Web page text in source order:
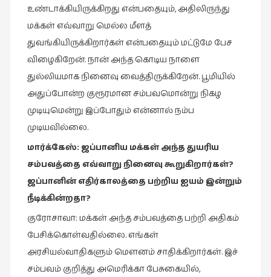
உண்டாக்கியிருக்கிறது என்பதையும், அதிலிருந்து
மக்கள் எவ்வாறு மெல்ல மீளத்
துவங்கியிருக்கிறார்கள் என்பதையும் மட்டுமே பேச
விழைகிறேன். நான் அந்த கொடிய நாளை
துல்லியமாக நினைவு வைத்திருக்கிறேன். பூமியில்
அதுப்போன்ற குரூரமான சம்பவமொன்று நிகழ
முடியுமென்று இப்போதும் என்னால் நம்ப
முடியவில்லை.
மார்க்கேஸ்: ஜப்பானிய மக்கள்அந்ததுயரிய
சம்பவத்தை எவ்வாறு நினைவுகூறுகிறார்கள்?
ஜப்பானின்எதிர்காலத்தை பற்றிய ஐயம்இன்றும்
நீடிக்கின்றதா?
குரோசாவா: மக்கள் அந்த சம்பவத்தை பற்றி அதிகம்
பேசிக்கொள்வதில்லை. எங்கள்
அரசியல்வாதிகளும் மெளனம் சாதிக்கிறார்கள். இச்
சம்பவம் குறித்து அமெரிக்கா பேசுகையில்,